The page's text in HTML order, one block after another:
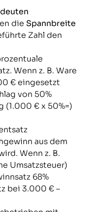
die Spannbreite
Zahl den
Wenn z. B. Ware
€ eingesetzt
von 50%
(1.000 € x 50%=)
aus dem
Wenn z. B.
Umsatzsteuer)
68%
bei 3.000 € –